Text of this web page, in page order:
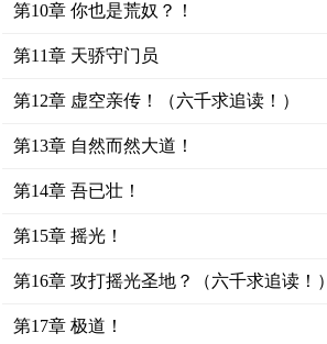
第10章 你也是荒奴？！
第11章 天骄守门员
第12章 虚空亲传！（六千求追读！）
第13章 自然而然大道！
第14章 吾已壮！
第15章 摇光！
第16章 攻打摇光圣地？（六千求追读！）
第17章 极道！